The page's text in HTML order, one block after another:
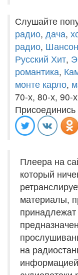
Слушайте
радио, дача,
радио, Шансон
Русский Хит,
романтика,
монте карло,
70-х, 80-х, 90-
Присоединись
Плеера на
который
материалы,
на